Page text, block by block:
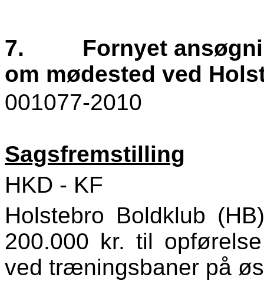
7.
Fornyet
om mødested ved
001077-2010
Sagsfremstilling
HKD - KF
Holstebro Boldklub
200.000 kr. til
ved træningsbaner på